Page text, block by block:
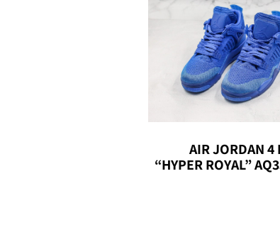
AIR JORDAN 4
“HYPER ROYAL”